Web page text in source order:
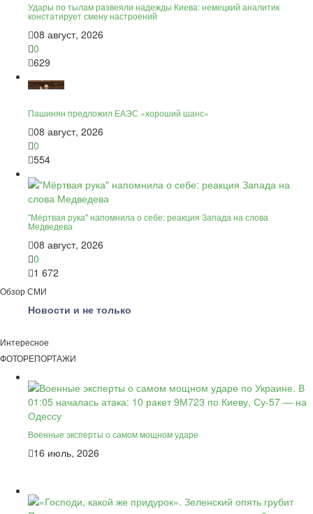
Удары по тылам развеяли надежды Киева: немецкий аналитик
констатирует смену настроений
08 август, 2026
0
629
Пашинян предложил ЕАЭС «хороший шанс»
08 август, 2026
0
554
"Мёртвая рука" напомнила о себе: реакция Запада на слова
Медведева
08 август, 2026
0
1 672
Обзор СМИ
Новости и не только
Интересное
ФОТОРЕПОРТАЖИ
Военные эксперты о самом мощном ударе
16 июль, 2026